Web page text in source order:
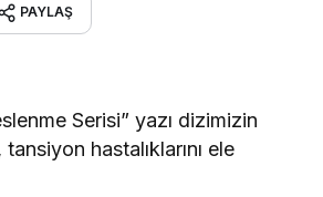
PAYLAŞ
Serisi” yazı dizimizin
hastalıklarını ele